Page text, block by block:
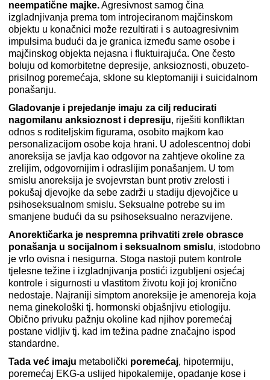
neempatične majke.Agresivnost samog čina
izgladnjivanja prema tom introjeciranom majčinskom
objektu u konačnici može rezultirati i s autoagresivnim
impulsima budući da je granica između same osobe i
majčinskog objekta nejasna i fluktuirajuća. One često
boluju od komorbitetne depresije, anksioznosti, obuzeto-
prisilnog poremećaja, sklone su kleptomaniji i suicidalnom
ponašanju.
Gladovanje i prejedanje imaju za cilj reducirati
nagomilanu anksioznost i depresiju, riješiti konfliktan
odnos s roditeljskim figurama, osobito majkom kao
personalizacijom osobe koja hrani. U adolescentnoj dobi
anoreksija se javlja kao odgovor na zahtjeve okoline za
zrelijim, odgovornijim i odraslijim ponašanjem. U tom
smislu anoreksija je svojevrstan bunt protiv zrelosti i
pokušaj djevojke da sebe zadrži u stadiju djevojčice u
psihoseksualnom smislu. Seksualne potrebe su im
smanjene budući da su psihoseksualno nerazvijene.
Anorektičarka je nespremna prihvatiti zrele obrasce
ponašanja u socijalnom i seksualnom smislu, istodobno
je vrlo ovisna i nesigurna. Stoga nastoji putem kontrole
tjelesne težine i izgladnjivanja postići izgubljeni osjećaj
kontrole i sigurnosti u vlastitom životu koji joj kronično
nedostaje. Najraniji simptom anoreksije je amenoreja koja
nema ginekološki tj. hormonski objašnjivu etiologiju.
Obično privuku pažnju okoline kad njihov poremećaj
postane vidljiv tj. kad im težina padne značajno ispod
standardne.
Tada već imaju metabolički poremećaj, hipotermiju,
poremećaj EKG-a uslijed hipokalemije, opadanje kose i